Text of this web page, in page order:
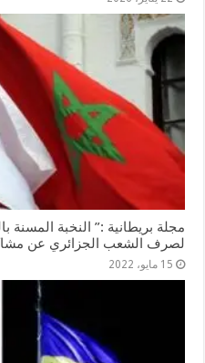
مجلة بريطانية :” النخبة المسنة
لصرف الشعب الجزائري عن
15 مايو، 2022